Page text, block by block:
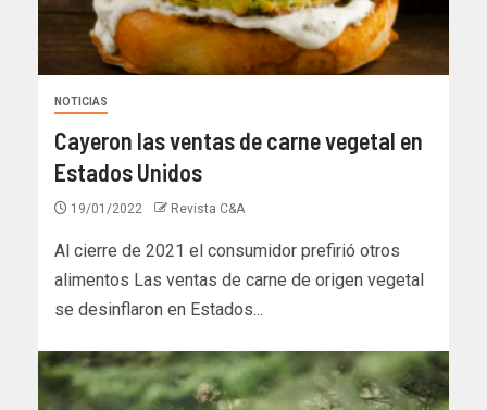
NOTICIAS
Cayeron las ventas de carne vegetal en
Estados Unidos
19/01/2022 Revista C&A
Al cierre de 2021 el consumidor prefirió otros
alimentos Las ventas de carne de origen vegetal
se desinflaron en Estados...